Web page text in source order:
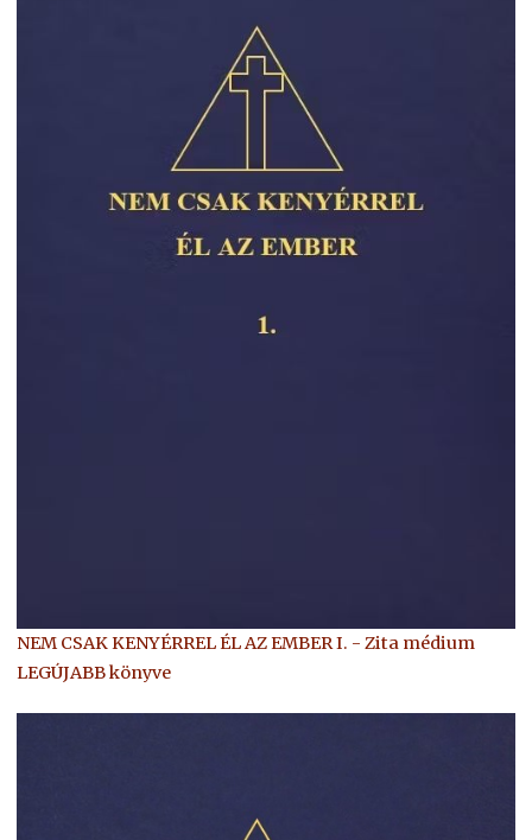
NEM CSAK KENYÉRREL ÉL AZ EMBER I. - Zita médium
LEGÚJABB könyve